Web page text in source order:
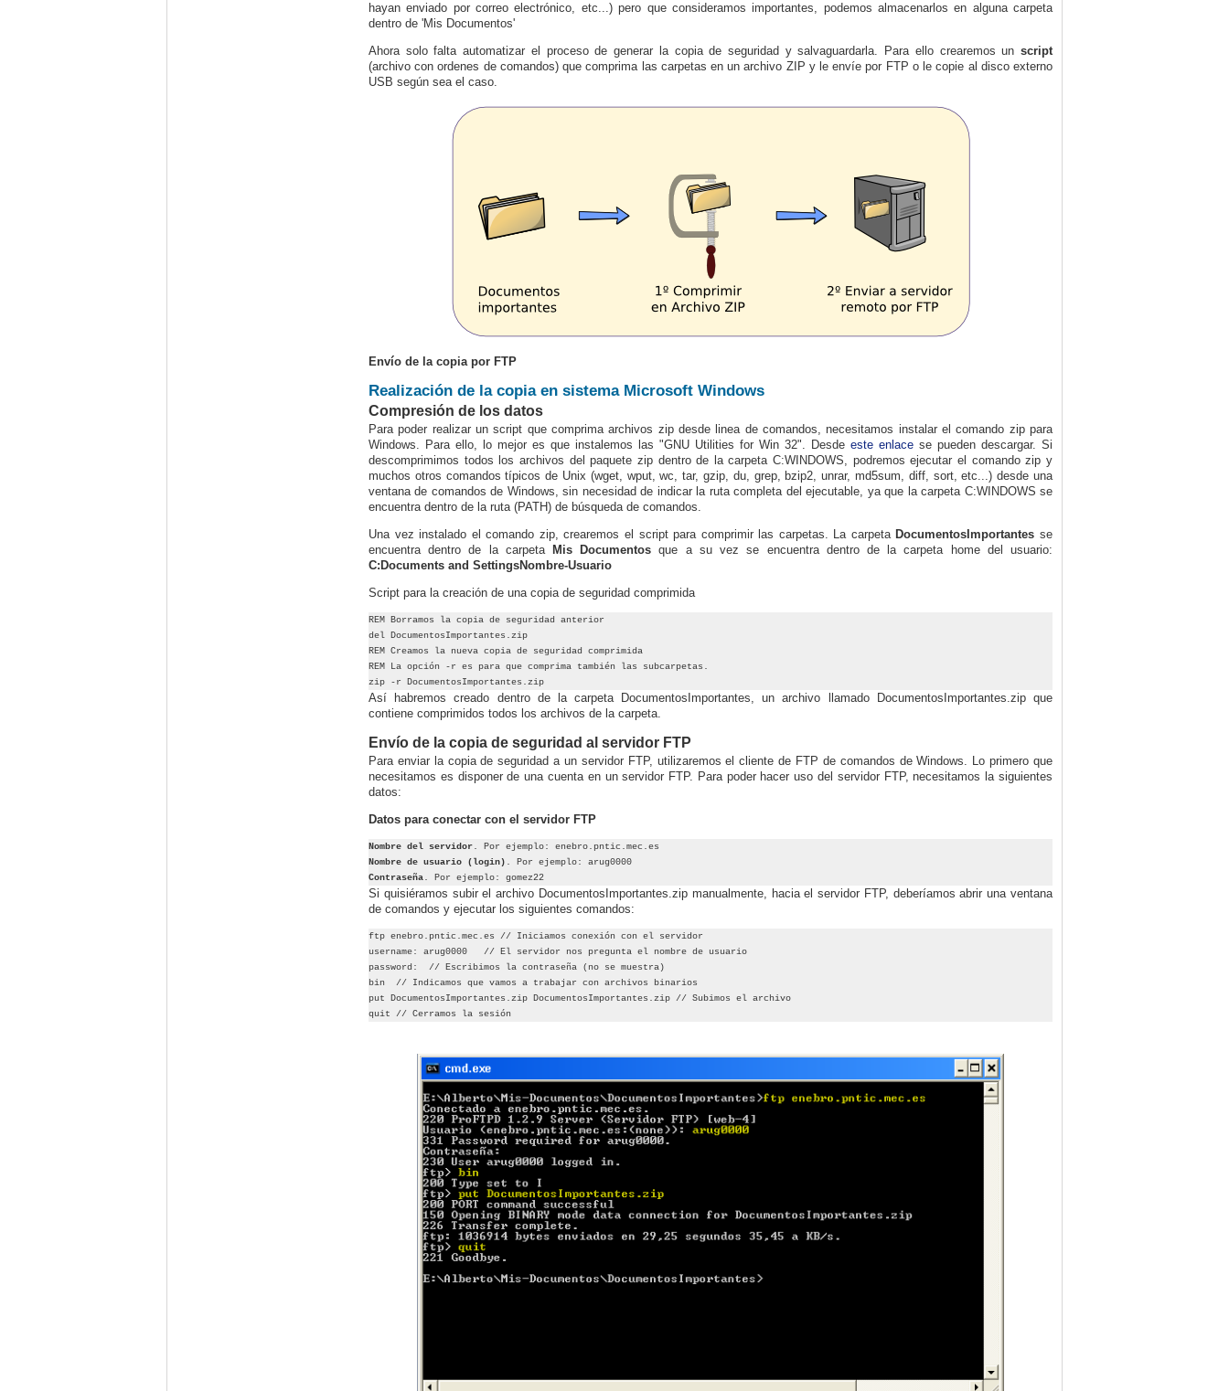
hayan enviado por correo electrónico, etc...) pero que consideramos importantes, podemos almacenarlos en alguna carpeta
dentro de 'Mis Documentos'
Ahora solo falta automatizar el proceso de generar la copia de seguridad y salvaguardarla. Para ello crearemos un script
(archivo con ordenes de comandos) que comprima las carpetas en un archivo ZIP y le envíe por FTP o le copie al disco externo
USB según sea el caso.
Envío de la copia por FTP
Realización de la copia en sistema Microsoft Windows
Compresión de los datos
Para poder realizar un script que comprima archivos zip desde linea de comandos, necesitamos instalar el comando zip para
Windows. Para ello, lo mejor es que instalemos las "GNU Utilities for Win 32". Desde este enlace se pueden descargar. Si
descomprimimos todos los archivos del paquete zip dentro de la carpeta C:WINDOWS, podremos ejecutar el comando zip y
muchos otros comandos típicos de Unix (wget, wput, wc, tar, gzip, du, grep, bzip2, unrar, md5sum, diff, sort, etc...) desde una
ventana de comandos de Windows, sin necesidad de indicar la ruta completa del ejecutable, ya que la carpeta C:WINDOWS se
encuentra dentro de la ruta (PATH) de búsqueda de comandos.
Una vez instalado el comando zip, crearemos el script para comprimir las carpetas. La carpeta DocumentosImportantes se
encuentra dentro de la carpeta Mis Documentos que a su vez se encuentra dentro de la carpeta home del usuario:
C:Documents and SettingsNombre-Usuario
Script para la creación de una copia de seguridad comprimida
REM Borramos la copia de seguridad anterior
del DocumentosImportantes.zip
REM Creamos la nueva copia de seguridad comprimida
REM La opción -r es para que comprima también las subcarpetas.
zip -r DocumentosImportantes.zip
Así habremos creado dentro de la carpeta DocumentosImportantes, un archivo llamado DocumentosImportantes.zip que
contiene comprimidos todos los archivos de la carpeta.
Envío de la copia de seguridad al servidor FTP
Para enviar la copia de seguridad a un servidor FTP, utilizaremos el cliente de FTP de comandos de Windows. Lo primero que
necesitamos es disponer de una cuenta en un servidor FTP. Para poder hacer uso del servidor FTP, necesitamos la siguientes
datos:
Datos para conectar con el servidor FTP
Nombre del servidor. Por ejemplo: enebro.pntic.mec.es
Nombre de usuario (login) . Por ejemplo: arug0000
Contraseña. Por ejemplo: gomez22
Si quisiéramos subir el archivo DocumentosImportantes.zip manualmente, hacia el servidor FTP, deberíamos abrir una ventana
de comandos y ejecutar los siguientes comandos:
ftp enebro.pntic.mec.es // Iniciamos conexión con el servidor
username: arug0000 // El servidor nos pregunta el nombre de usuario
password: // Escribimos la contraseña (no se muestra)
bin // Indicamos que vamos a trabajar con archivos binarios
put DocumentosImportantes.zip DocumentosImportantes.zip // Subimos el archivo
quit // Cerramos la sesión